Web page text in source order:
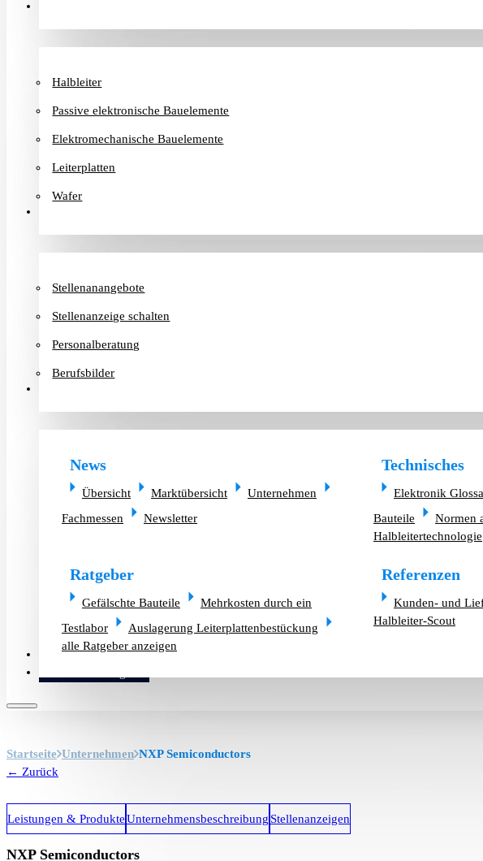
Halbleiter
Passive elektronische Bauelemente
Elektromechanische Bauelemente
Leiterplatten
Wafer
Stellenanangebote
Stellenanzeige schalten
Personalberatung
Berufsbilder
News
Übersicht Marktübersicht
Unternehmen
Fachmessen
Newsletter
Technisches
Elektronik
Bauteile
Normen
Halbleitertechnologie
Ratgeber
Gefälschte Bauteile
Mehrkosten durch ein
Testlabor
Auslagerung Leiterplattenbestückung
alle Ratgeber anzeigen
Referenzen
Kunden- und
Halbleiter-Scout
Altlager verkaufen
Startseite Unternehmen NXP Semiconductors
← Zurück
Leistungen & ProdukteUnternehmensbeschreibung Stellenanzeigen
NXP Semiconductors